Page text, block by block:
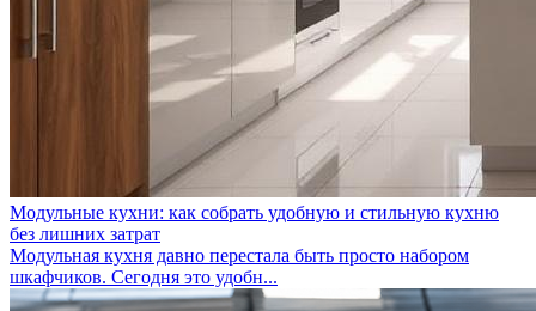
Модульные кухни: как собрать удобную и стильную кухню
без лишних затрат
Модульная кухня давно перестала быть просто набором
шкафчиков. Сегодня это удобн...